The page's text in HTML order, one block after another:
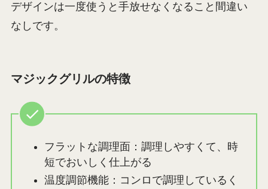
デザインは一度使うと手放せなくなること間違い
なしです。
マジックグリルの特徴
フラットな調理面：調理しやすくて、時
短でおいしく仕上がる
温度調節機能：コンロで調理しているく